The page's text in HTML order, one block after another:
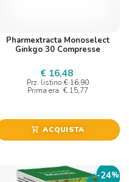
Pharmextracta Monoselect
Ginkgo 30 Compresse
€ 16,48
Prz. listino € 16,90
Prima era € 15,77
shopping_cart ACQUISTA
-24%